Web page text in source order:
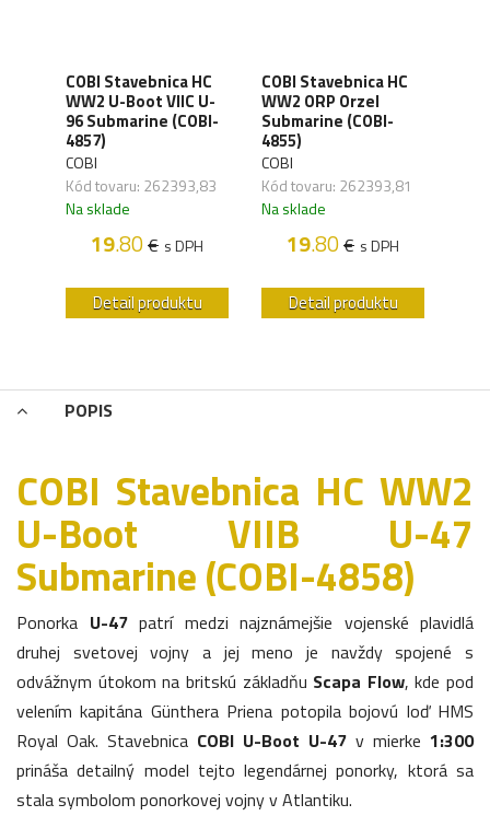
COBI Stavebnica HC
WW2 U-Boot VIIC U-
96 Submarine (COBI-
4857)
COBI
Kód tovaru: 262393,83
Na sklade
19.80€ s DPH
Detail produktu
COBI Stavebnica HC
WW2 ORP Orzel
Submarine (COBI-
4855)
COBI
Kód tovaru: 262393,81
Na sklade
19.80€ s DPH
Detail produktu
POPIS
COBI Stavebnica HC WW2
U-Boot VIIB U-47
Submarine (COBI-4858)
Ponorka U-47patrí medzi najznámejšie vojenské plavidlá
druhej svetovej vojny a jej meno je navždy spojené s
odvážnym útokom na britskú základňu Scapa Flow, kde pod
velením kapitána Günthera Priena potopila bojovú loď HMS
Royal Oak. Stavebnica COBI U-Boot U-47 v mierke 1:300
prináša detailný model tejto legendárnej ponorky, ktorá sa
stala symbolom ponorkovej vojny v Atlantiku.